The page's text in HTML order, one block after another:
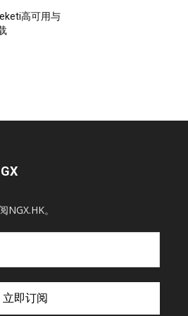
高可用与
。
立即订阅